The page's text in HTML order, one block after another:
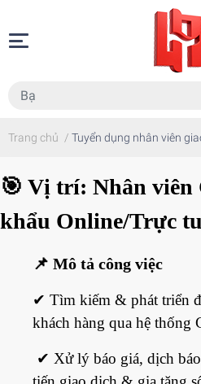
Trang chủ / Tuyển dụng nhân viên
🎯 Vị trí: Nhân viên
khẩu Online/Trực
📌 Mô tả công việc
✔ Tìm kiếm & phát triển
khách hàng qua hệ thống
✔ Xử lý báo giá, dịch